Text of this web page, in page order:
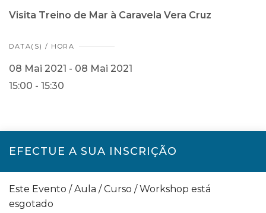
Visita Treino de Mar à Caravela Vera Cruz
DATA(S) / HORA
08 Mai 2021 - 08 Mai 2021
15:00 - 15:30
EFECTUE A SUA INSCRIÇÃO
Este Evento / Aula / Curso / Workshop está
esgotado